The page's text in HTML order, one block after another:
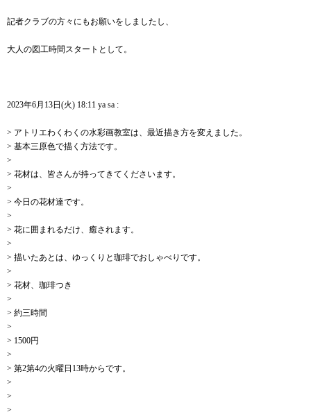
記者クラブの方々にもお願いをしましたし、
大人の図工時間スタートとして。
2023年6月13日(火) 18:11 ya sa :
> アトリエわくわくの水彩画教室は、最近描き方を変えました。
> 基本三原色で描く方法です。
>
> 花材は、皆さんが持ってきてくださいます。
>
> 今日の花材達です。
>
> 花に囲まれるだけ、癒されます。
>
> 描いたあとは、ゆっくりと珈琲でおしゃべりです。
>
> 花材、珈琲つき
>
> 約三時間
>
> 1500円
>
> 第2第4の火曜日13時からです。
>
>
>